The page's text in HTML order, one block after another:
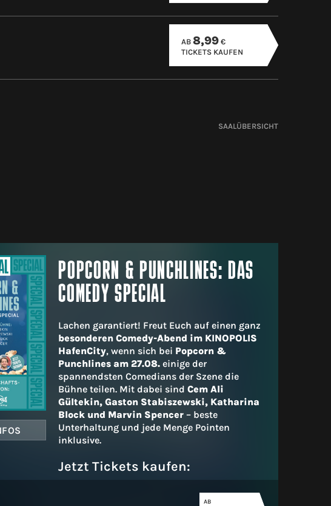
AB 8,99€
TICKETS KAUFEN
SAALÜBERSICHT
POPCORN & PUNCHLINES: DAS
COMEDY SPECIAL
Lachen garantiert! Freut Euch auf einen ganz
besonderen Comedy-Abend im KINOPOLIS
HafenCity, wenn sich bei Popcorn &
Punchlines am 27.08. einige der
spannendsten Comedians der Szene die
Bühne teilen. Mit dabei sindCem Ali
Gültekin, Gaston Stabiszewski, Katharina
Block und Marvin Spencer – beste
Unterhaltung und jede Menge Pointen
inklusive.
Jetzt Tickets kaufen:
AB